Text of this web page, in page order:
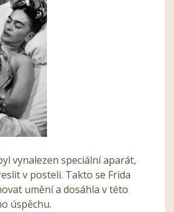
vynalezen speciální aparát,
v posteli. Takto se Frida
umění a dosáhla v této
úspěchu.